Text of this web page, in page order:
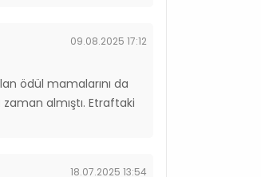
09.08.2025 17:12
ödül mamalarını da
almıştı. Etraftaki
18.07.2025 13:54